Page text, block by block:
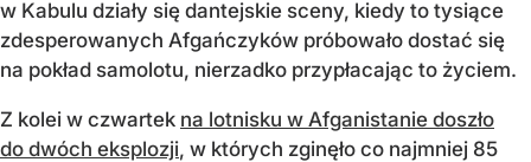
w Kabulu działy się dantejskie sceny, kiedy to tysiące
zdesperowanych Afgańczyków próbowało dostać się
na pokład samolotu, nierzadko przypłacając to życiem.
Z kolei w czwartek na lotnisku w Afganistanie doszło
do dwóch eksplozji, w których zginęło co najmniej 85